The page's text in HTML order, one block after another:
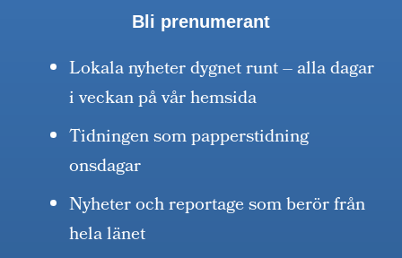
Bli prenumerant
Lokala nyheter dygnet runt – alla dagar
i veckan på vår hemsida
Tidningen som papperstidning
onsdagar
Nyheter och reportage som berör från
hela länet